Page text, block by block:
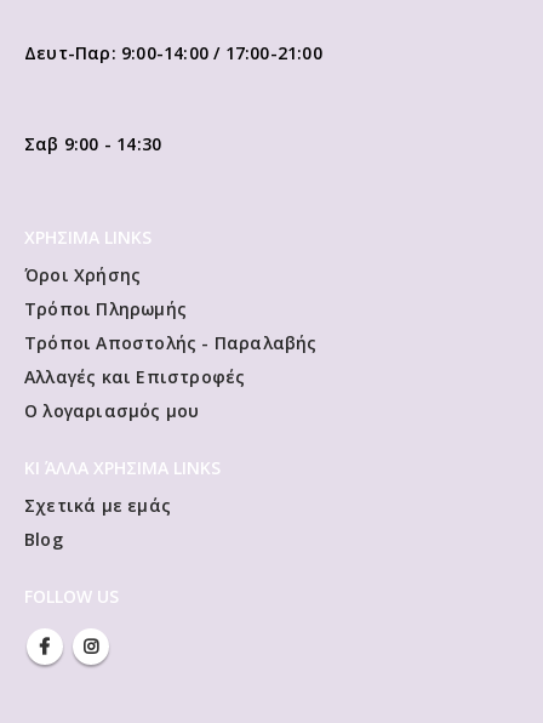
Δευτ-Παρ: 9:00-14:00 / 17:00-21:00
Σαβ 9:00 - 14:30
ΧΡΗΣΙΜΑ LINKS
Όροι Χρήσης
Τρόποι Πληρωμής
Τρόποι Αποστολής - Παραλαβής
Αλλαγές και Επιστροφές
Ο λογαριασμός μου
ΚΙ ΆΛΛΑ ΧΡΗΣΙΜΑ LINKS
Σχετικά με εμάς
Blog
FOLLOW US